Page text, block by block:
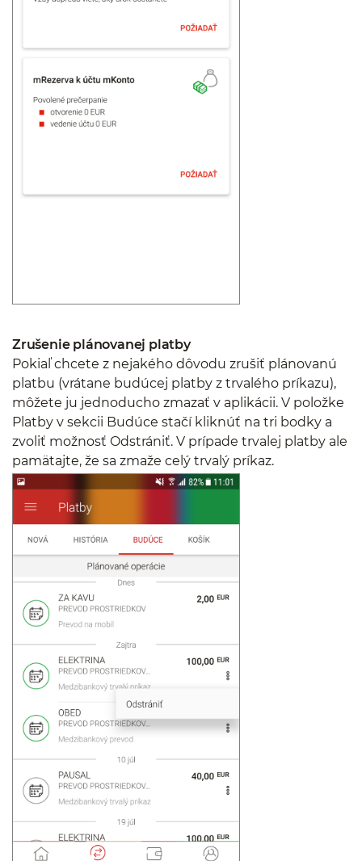
Zrušenie plánovanej platby
Pokiaľ chcete z nejakého dôvodu zrušiť plánovanú
platbu (vrátane budúcej platby z trvalého príkazu),
môžete ju jednoducho zmazať v aplikácii. V položke
Platby v sekcii Budúce stačí kliknúť na tri bodky a
zvoliť možnosť Odstrániť. V prípade trvalej platby ale
pamätajte, že sa zmaže celý trvalý príkaz.